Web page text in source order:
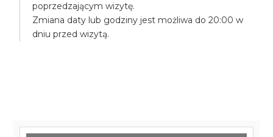
poprzedzającym wizytę.
Zmiana daty lub godziny jest możliwa do 20:00 w
dniu przed wizytą.